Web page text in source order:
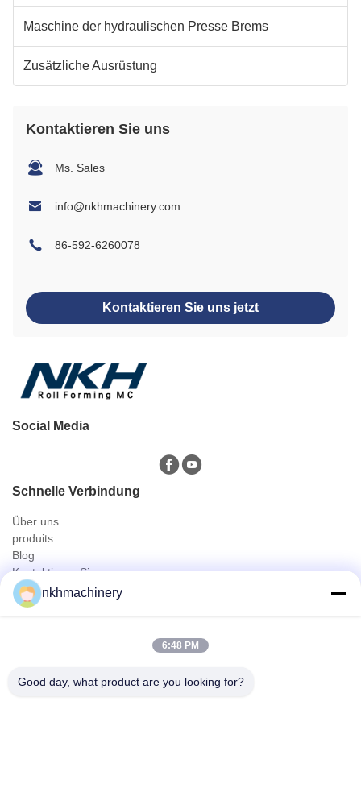
Maschine der hydraulischen Presse Brems
Zusätzliche Ausrüstung
Kontaktieren Sie uns
Ms. Sales
info@nkhmachinery.com
86-592-6260078
Kontaktieren Sie uns jetzt
Social Media
Schnelle Verbindung
Über uns
produits
Blog
Kontaktieren Sie uns
Produits
Dachplatte Profiliermaschine
Dachziegel Profiliermaschine
Floor Deck Profiliermaschine
Deckungs-Blatt-Kräuselungsmaschine
nkhmachinery
6:48 PM
Good day, what product are you looking for?